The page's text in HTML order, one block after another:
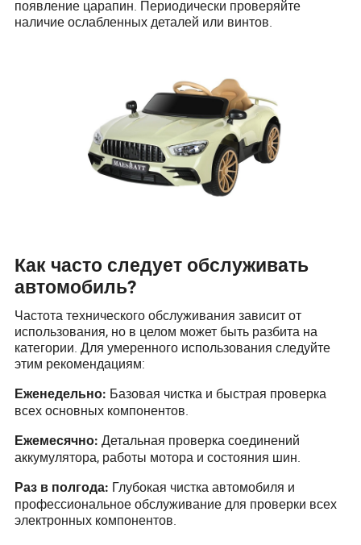
появление царапин. Периодически проверяйте
наличие ослабленных деталей или винтов.
Как часто следует обслуживать
автомобиль?
Частота технического обслуживания зависит от
использования, но в целом может быть разбита на
категории. Для умеренного использования следуйте
этим рекомендациям:
Еженедельно: Базовая чистка и быстрая проверка
всех основных компонентов.
Ежемесячно: Детальная проверка соединений
аккумулятора, работы мотора и состояния шин.
Раз в полгода: Глубокая чистка автомобиля и
профессиональное обслуживание для проверки всех
электронных компонентов.